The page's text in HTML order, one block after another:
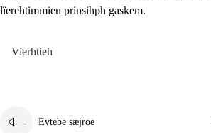
lïerehtimmien prinsihph gaskem.
Vierhtieh
Evtebe sæjroe